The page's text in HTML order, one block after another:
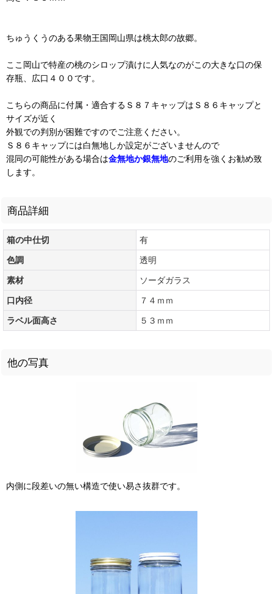
ちゅうくうのある果物王国岡山県は桃太郎の故郷。
ここ岡山で特産の桃のシロップ漬けに人気なのがこの大きな口の保
存瓶、広口４００です。
こちらの商品に付属・適合するＳ８７キャップはＳ８６キャップと
サイズが近く
外観での判別が困難ですのでご注意ください。
Ｓ８６キャップには白無地しか設定がございませんので
混同の可能性がある場合は金無地か銀無地のご利用を強くお勧め致
します。
商品詳細
箱の中仕切
有
色調
透明
素材
ソーダガラス
口内径
７４ｍｍ
ラベル面高さ
５３ｍｍ
他の写真
内側に段差いの無い構造で使い易さ抜群です。